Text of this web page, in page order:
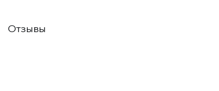
Отзывы